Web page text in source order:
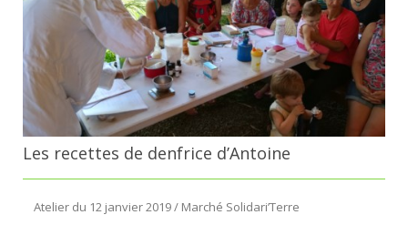
Les recettes de denfrice d’Antoine
Atelier du 12 janvier 2019 / Marché Solidari’Terre